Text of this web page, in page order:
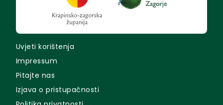
Uvjeti korištenja
Impressum
Pitajte nas
Izjava o pristupačnosti